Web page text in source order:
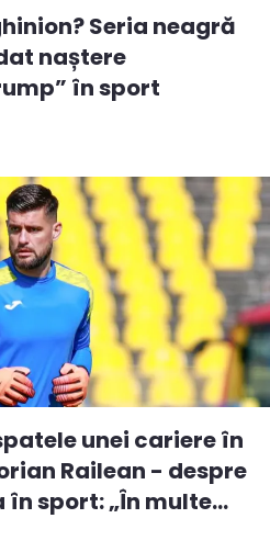
Seria neagră
naștere
în sport
unei cariere în
Railean - despre
sport: „În multe...